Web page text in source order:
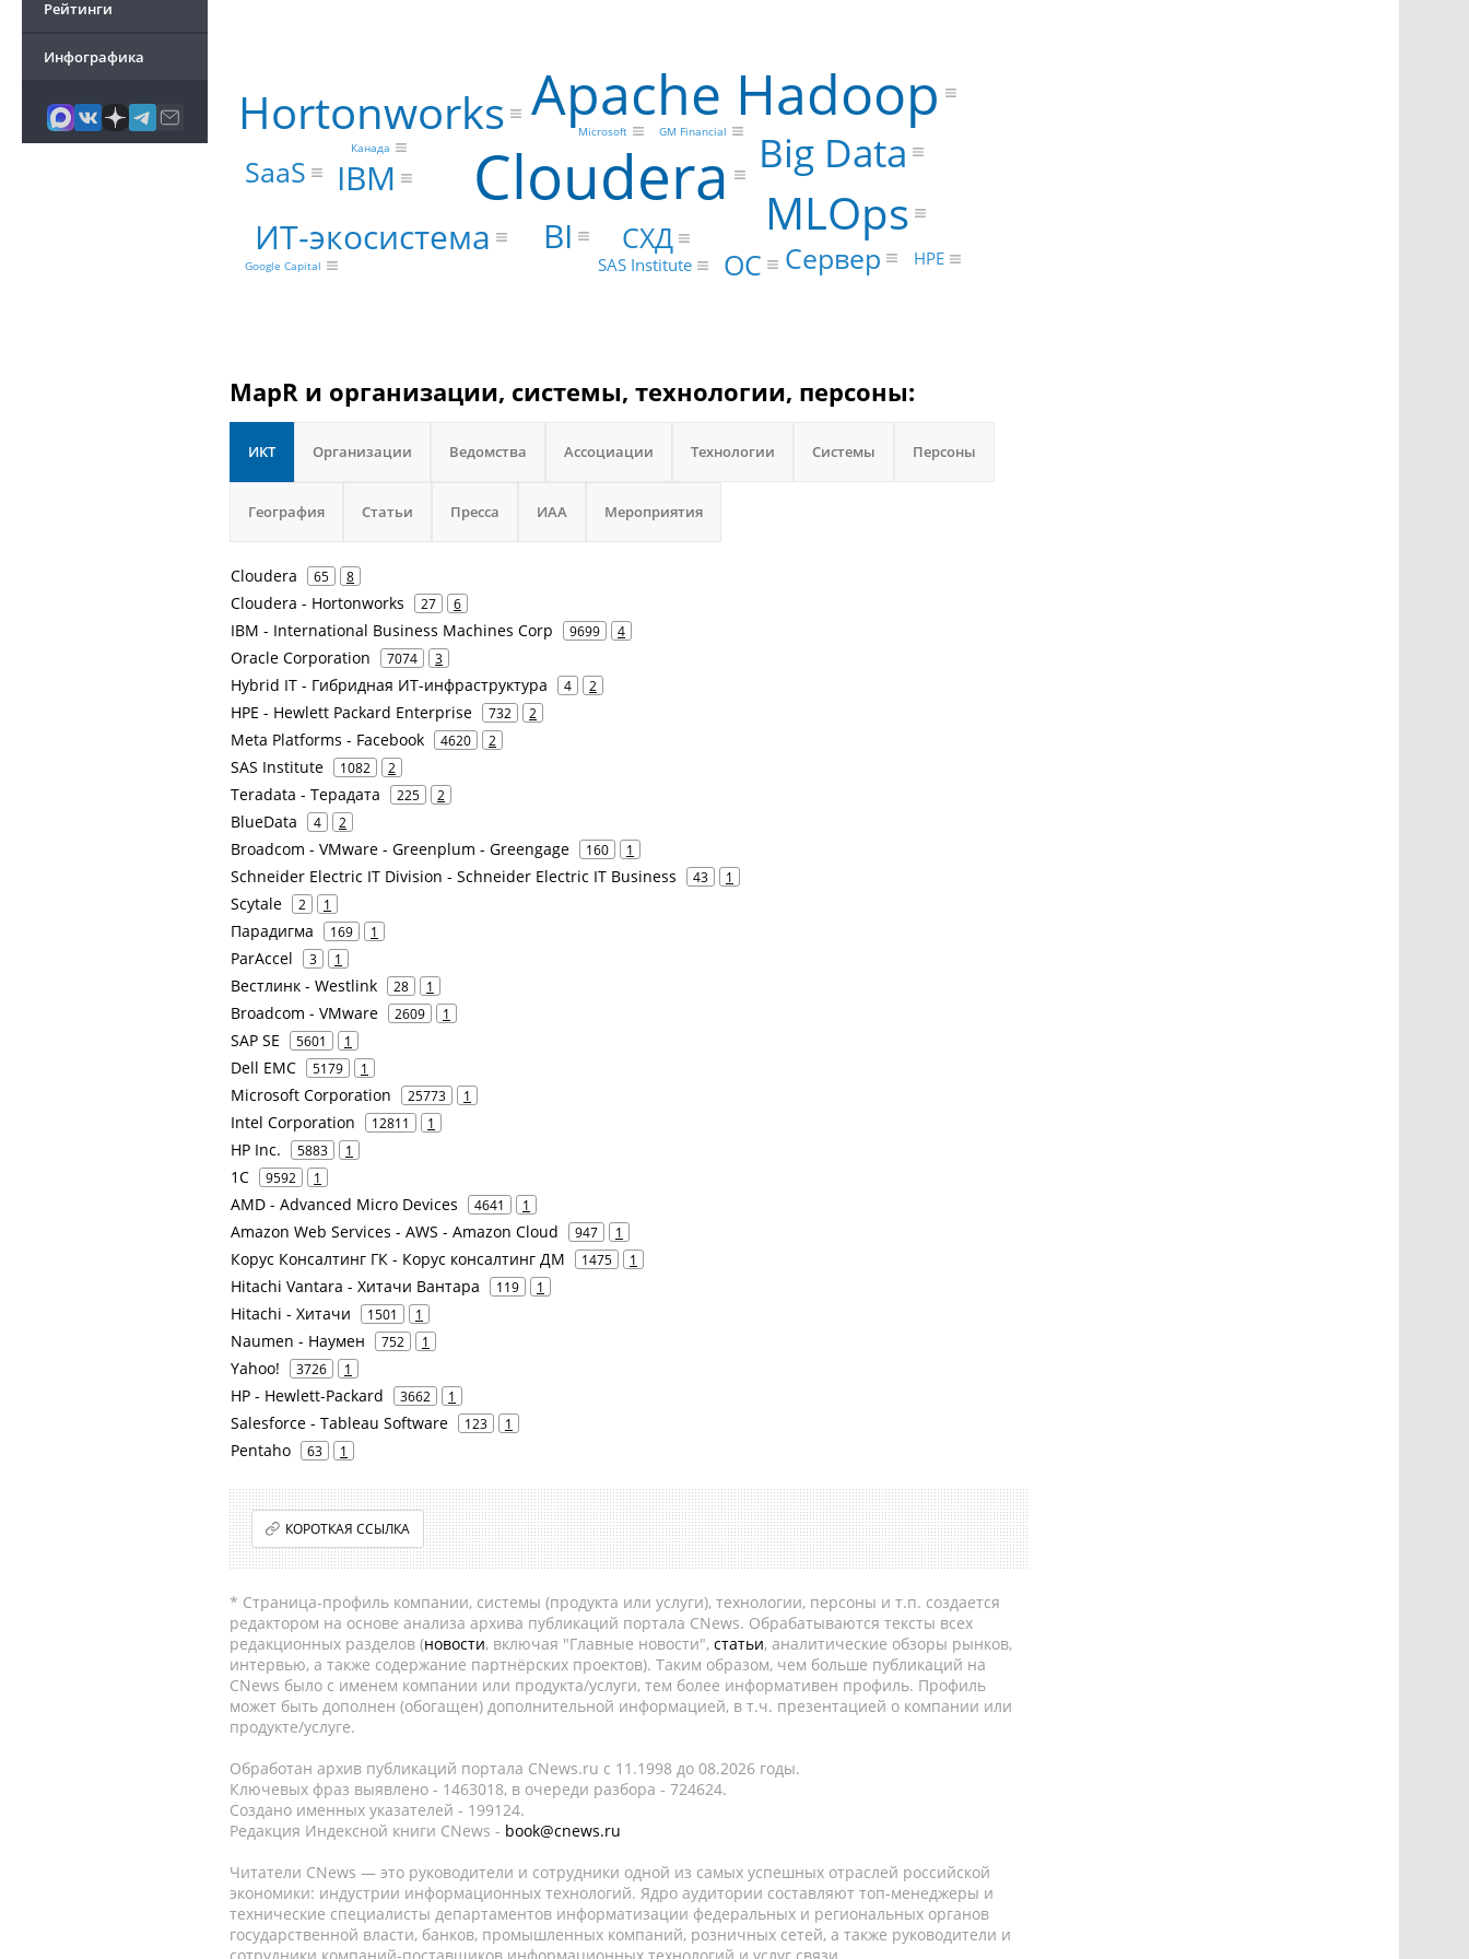
Рейтинги
Инфографика
Cloudera
Apache Hadoop
Hortonworks
MLOps
Big Data
IBM
ИТ-экосистема
BI СХД
SaaS
ОС Сервер HPE
SAS Institute
GM Financial
Microsoft
Google Capital
Канада
MapR и организации, системы, технологии, персоны:
ИКТ Организации Ведомства Ассоциации Технологии Системы Персоны
География Статьи Пресса ИАА Мероприятия
Cloudera 65 8
Cloudera - Hortonworks 27 6
IBM - International Business Machines Corp 9699 4
Oracle Corporation 7074 3
Hybrid IT - Гибридная ИТ-инфраструктура 4 2
HPE - Hewlett Packard Enterprise 732 2
Meta Platforms - Facebook 4620 2
SAS Institute 1082 2
Teradata - Терадата 225 2
BlueData 4 2
Broadcom - VMware - Greenplum - Greengage 160 1
Schneider Electric IT Division - Schneider Electric IT Business 43 1
Scytale 2 1
Парадигма 169 1
ParAccel 3 1
Вестлинк - Westlink 28 1
Broadcom - VMware 2609 1
SAP SE 5601 1
Dell EMC 5179 1
Microsoft Corporation 25773 1
Intel Corporation 12811 1
HP Inc. 5883 1
1С 9592 1
AMD - Advanced Micro Devices 4641 1
Amazon Web Services - AWS - Amazon Cloud 947 1
Корус Консалтинг ГК - Корус консалтинг ДМ 1475 1
Hitachi Vantara - Хитачи Вантара 119 1
Hitachi - Хитачи 1501 1
Naumen - Наумен 752 1
Yahoo! 3726 1
HP - Hewlett-Packard 3662 1
Salesforce - Tableau Software 123 1
Pentaho 63 1
КОРОТКАЯ ССЫЛКА
* Страница-профиль компании, системы (продукта или услуги), технологии, персоны и т.п. создается
редактором на основе анализа архива публикаций портала CNews. Обрабатываются тексты всех
редакционных разделов (новости, включая "Главные новости", статьи, аналитические обзоры рынков,
интервью, а также содержание партнёрских проектов). Таким образом, чем больше публикаций на
CNews было с именем компании или продукта/услуги, тем более информативен профиль. Профиль
может быть дополнен (обогащен) дополнительной информацией, в т.ч. презентацией о компании или
продукте/услуге.
Обработан архив публикаций портала CNews.ru c 11.1998 до 08.2026 годы.
Ключевых фраз выявлено - 1463018, в очереди разбора - 724624.
Создано именных указателей - 199124.
Редакция Индексной книги CNews - book@cnews.ru
Читатели CNews — это руководители и сотрудники одной из самых успешных отраслей российской
экономики: индустрии информационных технологий. Ядро аудитории составляют топ-менеджеры и
технические специалисты департаментов информатизации федеральных и региональных органов
государственной власти, банков, промышленных компаний, розничных сетей, а также руководители и